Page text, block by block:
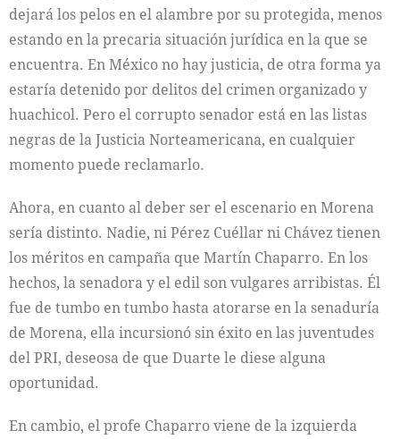
dejará los pelos en el alambre por su protegida, menos
estando en la precaria situación jurídica en la que se
encuentra. En México no hay justicia, de otra forma ya
estaría detenido por delitos del crimen organizado y
huachicol. Pero el corrupto senador está en las listas
negras de la Justicia Norteamericana, en cualquier
momento puede reclamarlo.
Ahora, en cuanto al deber ser el escenario en Morena
sería distinto. Nadie, ni Pérez Cuéllar ni Chávez tienen
los méritos en campaña que Martín Chaparro. En los
hechos, la senadora y el edil son vulgares arribistas. Él
fue de tumbo en tumbo hasta atorarse en la senaduría
de Morena, ella incursionó sin éxito en las juventudes
del PRI, deseosa de que Duarte le diese alguna
oportunidad.
En cambio, el profe Chaparro viene de la izquierda